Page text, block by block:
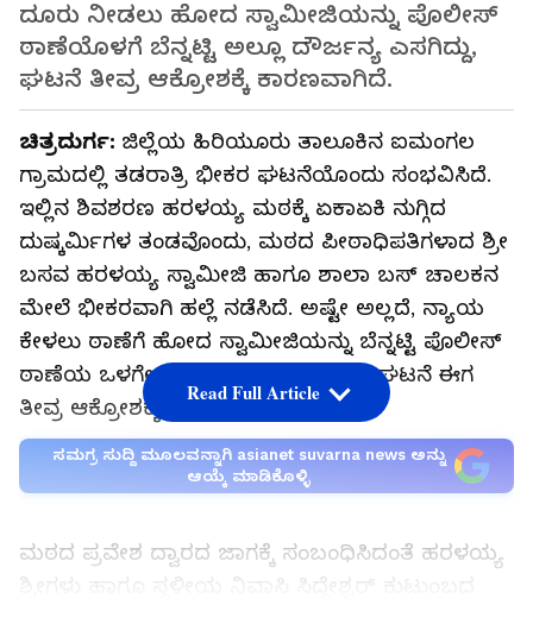
ದೂರು ನೀಡಲು ಹೋದ ಸ್ವಾಮೀಜಿಯನ್ನು ಪೊಲೀಸ್
ಠಾಣೆಯೊಳಗೆ ಬೆನ್ನಟ್ಟಿ ಅಲ್ಲೂ ದೌರ್ಜನ್ಯ ಎಸಗಿದ್ದು,
ಘಟನೆ ತೀವ್ರ ಆಕ್ರೋಶಕ್ಕೆ ಕಾರಣವಾಗಿದೆ.
ಚಿತ್ರದುರ್ಗ: ಜಿಲ್ಲೆಯ ಹಿರಿಯೂರು ತಾಲೂಕಿನ ಐಮಂಗಲ
ಗ್ರಾಮದಲ್ಲಿ ತಡರಾತ್ರಿ ಭೀಕರ ಘಟನೆಯೊಂದು ಸಂಭವಿಸಿದೆ.
ಇಲ್ಲಿನ ಶಿವಶರಣ ಹರಳಯ್ಯ ಮಠಕ್ಕೆ ಏಕಾಏಕಿ ನುಗ್ಗಿದ
ದುಷ್ಕರ್ಮಿಗಳ ತಂಡವೊಂದು, ಮಠದ ಪೀಠಾಧಿಪತಿಗಳಾದ ಶ್ರೀ
ಬಸವ ಹರಳಯ್ಯ ಸ್ವಾಮೀಜಿ ಹಾಗೂ ಶಾಲಾ ಬಸ್ ಚಾಲಕನ
ಮೇಲೆ ಭೀಕರವಾಗಿ ಹಲ್ಲೆ ನಡೆಸಿದೆ. ಅಷ್ಟೇ ಅಲ್ಲದೆ, ನ್ಯಾಯ
ಕೇಳಲು ಠಾಣೆಗೆ ಹೋದ ಸ್ವಾಮೀಜಿಯನ್ನು ಬೆನ್ನಟ್ಟಿ ಪೊಲೀಸ್
ಠಾಣೆಯ ಒಳಗೇ ನುಗ್ಗಿ ದಾಂಧಲೆ ನಡೆಸಿರುವ ಘಟನೆ ಈಗ
ತೀವ್ರ ಆಕ್ರೋಶಕ್ಕೆ ಕಾರಣವಾಗಿದೆ.
ಸಮಗ್ರ ಸುದ್ದಿ ಮೂಲವನ್ನಾಗಿ asianet suvarna news ಅನ್ನು
ಆಯ್ಕೆ ಮಾಡಿಕೊಳ್ಳಿ
ಮಠದ ಪ್ರವೇಶ ದ್ವಾರದ ಜಾಗಕ್ಕೆ ಸಂಬಂಧಿಸಿದಂತೆ ಹರಳಯ್ಯ
Read Full Article